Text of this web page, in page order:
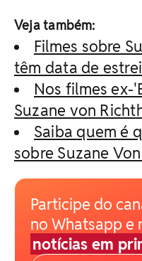
Veja também:
Filmes sobre
têm data de
Nos filmes ex-
Suzane von
Saiba quem é
sobre Suzane
Participe do
no Whatsapp e
notícias em